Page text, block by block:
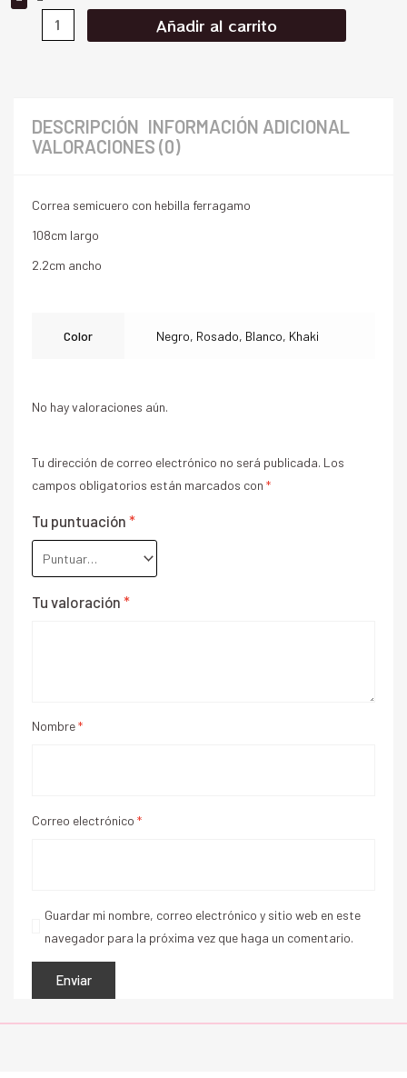
Añadir al carrito
DESCRIPCIÓN INFORMACIÓN ADICIONAL
VALORACIONES (0)
Correa semicuero con hebilla ferragamo
108cm largo
2.2cm ancho
Color Negro, Rosado, Blanco, Khaki
No hay valoraciones aún.
Tu dirección de correo electrónico no será publicada. Los
campos obligatorios están marcados con *
Tu puntuación *
Tu valoración *
Nombre*
Correo electrónico *
Guardar mi nombre, correo electrónico y sitio web en este
navegador para la próxima vez que haga un comentario.